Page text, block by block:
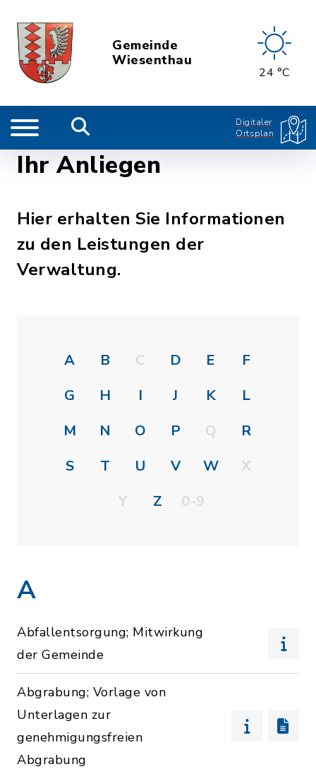
Gemeinde
Wiesenthau
24 °C
Digitaler
Ortsplan
Ihr Anliegen
Hier erhalten Sie Informationen
zu den Leistungen der
Verwaltung.
A B C D E
F
G
H I J K
L
M
N O P Q
R
S
T U V W
X
Y
Z 0-9
A
Abfallentsorgung; Mitwirkung
der Gemeinde
Abgrabung; Vorlage von
Unterlagen zur
genehmigungsfreien
Abgrabung